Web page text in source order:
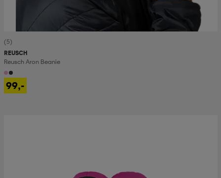
(5)
REUSCH
Reusch Aron Beanie
99,-